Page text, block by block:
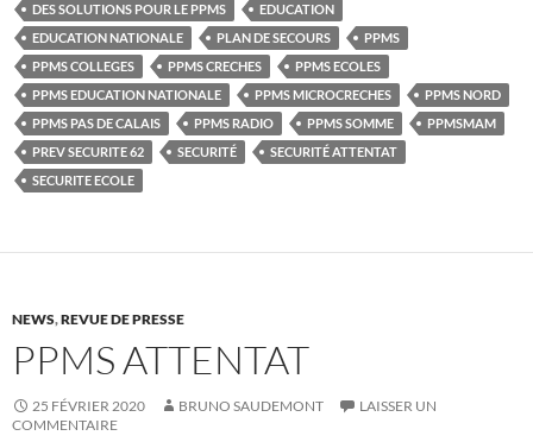
DES SOLUTIONS POUR LE PPMS
EDUCATION
EDUCATION NATIONALE
PLAN DE SECOURS
PPMS
PPMS COLLEGES
PPMS CRECHES
PPMS ECOLES
PPMS EDUCATION NATIONALE
PPMS MICROCRECHES
PPMS NORD
PPMS PAS DE CALAIS
PPMS RADIO PPMS SOMME
PPMSMAM
PREV SECURITE 62
SECURITÉ
SECURITÉ ATTENTAT
SECURITE ECOLE
NEWS,REVUE DE PRESSE
PPMS ATTENTAT
25 FÉVRIER 2020 BRUNO SAUDEMONT
LAISSER UN
COMMENTAIRE